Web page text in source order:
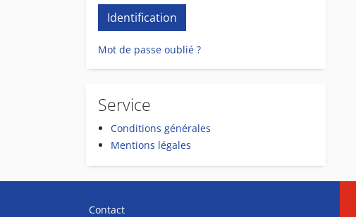
Mot de passe oublié ?
Service
Conditions générales
Mentions légales
Contact